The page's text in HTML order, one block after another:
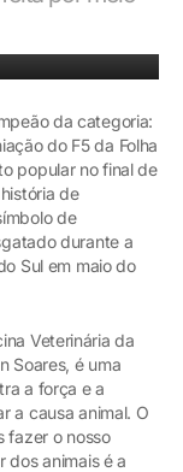
da categoria:
do F5 da Folha
popular no final de
de
de
durante a
Sul em maio do
Veterinária da
Soares, é uma
a força e a
a causa animal. O
fazer o nosso
dos animais é a